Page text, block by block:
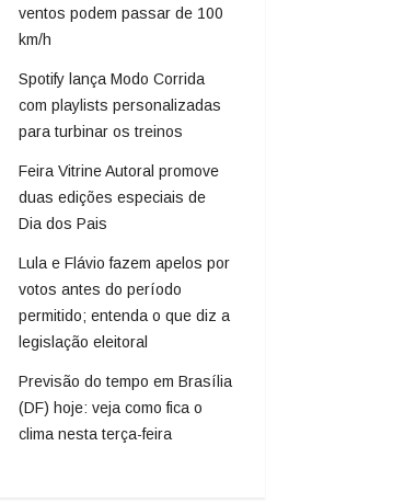
ventos podem passar de 100
km/h
Spotify lança Modo Corrida
com playlists personalizadas
para turbinar os treinos
Feira Vitrine Autoral promove
duas edições especiais de
Dia dos Pais
Lula e Flávio fazem apelos por
votos antes do período
permitido; entenda o que diz a
legislação eleitoral
Previsão do tempo em Brasília
(DF) hoje: veja como fica o
clima nesta terça-feira